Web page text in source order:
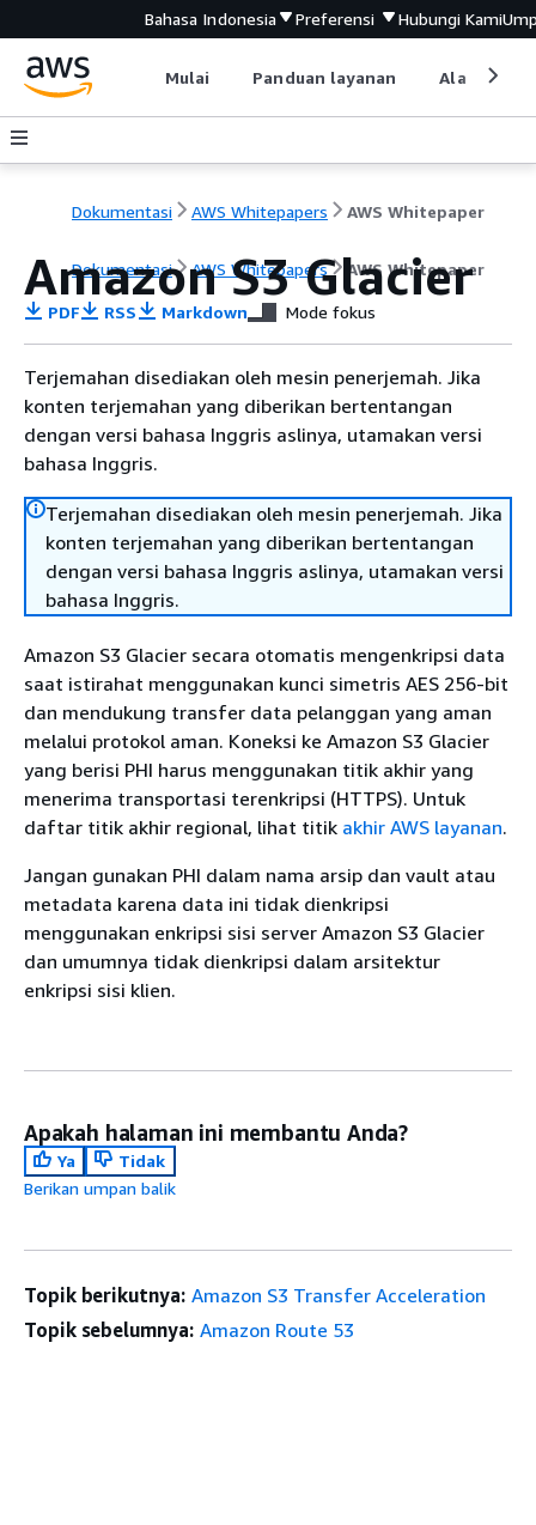
Bahasa Indonesia Preferensi Hubungi Kami
Mulai Panduan layanan Alat
Dokumentasi AWS Whitepapers AWS Whitepaper
Dokumentasi AWS Whitepapers AWS Whitepaper
Amazon S3 Glacier
PDF RSS Markdown Mode fokus
Terjemahan disediakan oleh mesin penerjemah. Jika
konten terjemahan yang diberikan bertentangan
dengan versi bahasa Inggris aslinya, utamakan versi
bahasa Inggris.
Terjemahan disediakan oleh mesin penerjemah. Jika
konten terjemahan yang diberikan bertentangan
dengan versi bahasa Inggris aslinya, utamakan versi
bahasa Inggris.
Amazon S3 Glacier secara otomatis mengenkripsi data
saat istirahat menggunakan kunci simetris AES 256-bit
dan mendukung transfer data pelanggan yang aman
melalui protokol aman. Koneksi ke Amazon S3 Glacier
yang berisi PHI harus menggunakan titik akhir yang
menerima transportasi terenkripsi (HTTPS). Untuk
daftar titik akhir regional, lihat titik akhir AWS layanan.
Jangan gunakan PHI dalam nama arsip dan vault atau
metadata karena data ini tidak dienkripsi
menggunakan enkripsi sisi server Amazon S3 Glacier
dan umumnya tidak dienkripsi dalam arsitektur
enkripsi sisi klien.
Apakah halaman ini membantu Anda?
Ya
Tidak
Berikan umpan balik
Topik berikutnya: Amazon S3 Transfer Acceleration
Topik sebelumnya: Amazon Route 53